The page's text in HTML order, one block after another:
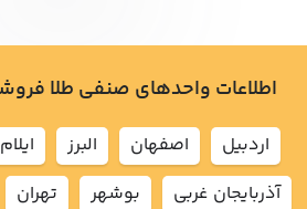
اطلاعات واحدهای صنفی طلا
اردبيل اصفهان البرز ايلام
آذربايجان غربي
بوشهر تهران